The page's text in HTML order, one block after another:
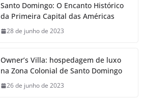
Santo Domingo: O Encanto Histórico
da Primeira Capital das Américas
28 de junho de 2023
Owner’s Villa: hospedagem de luxo
na Zona Colonial de Santo Domingo
26 de junho de 2023